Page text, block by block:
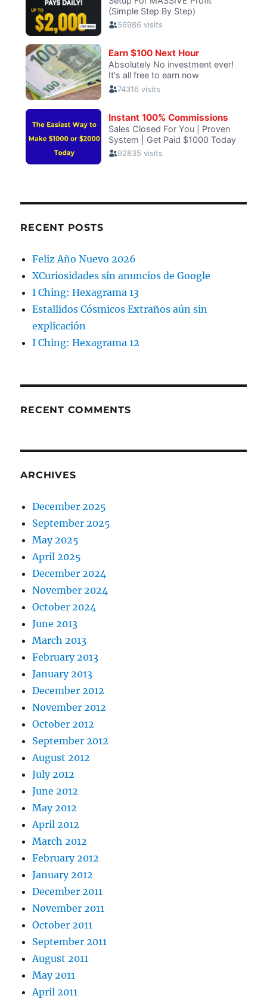
RECENT POSTS
Feliz Año Nuevo 2026
XCuriosidades sin anuncios de Google
I Ching: Hexagrama 13
Estallidos Cósmicos Extraños aún sin
explicación
I Ching: Hexagrama 12
RECENT COMMENTS
ARCHIVES
December 2025
September 2025
May 2025
April 2025
December 2024
November 2024
October 2024
June 2013
March 2013
February 2013
January 2013
December 2012
November 2012
October 2012
September 2012
August 2012
July 2012
June 2012
May 2012
April 2012
March 2012
February 2012
January 2012
December 2011
November 2011
October 2011
September 2011
August 2011
May 2011
April 2011